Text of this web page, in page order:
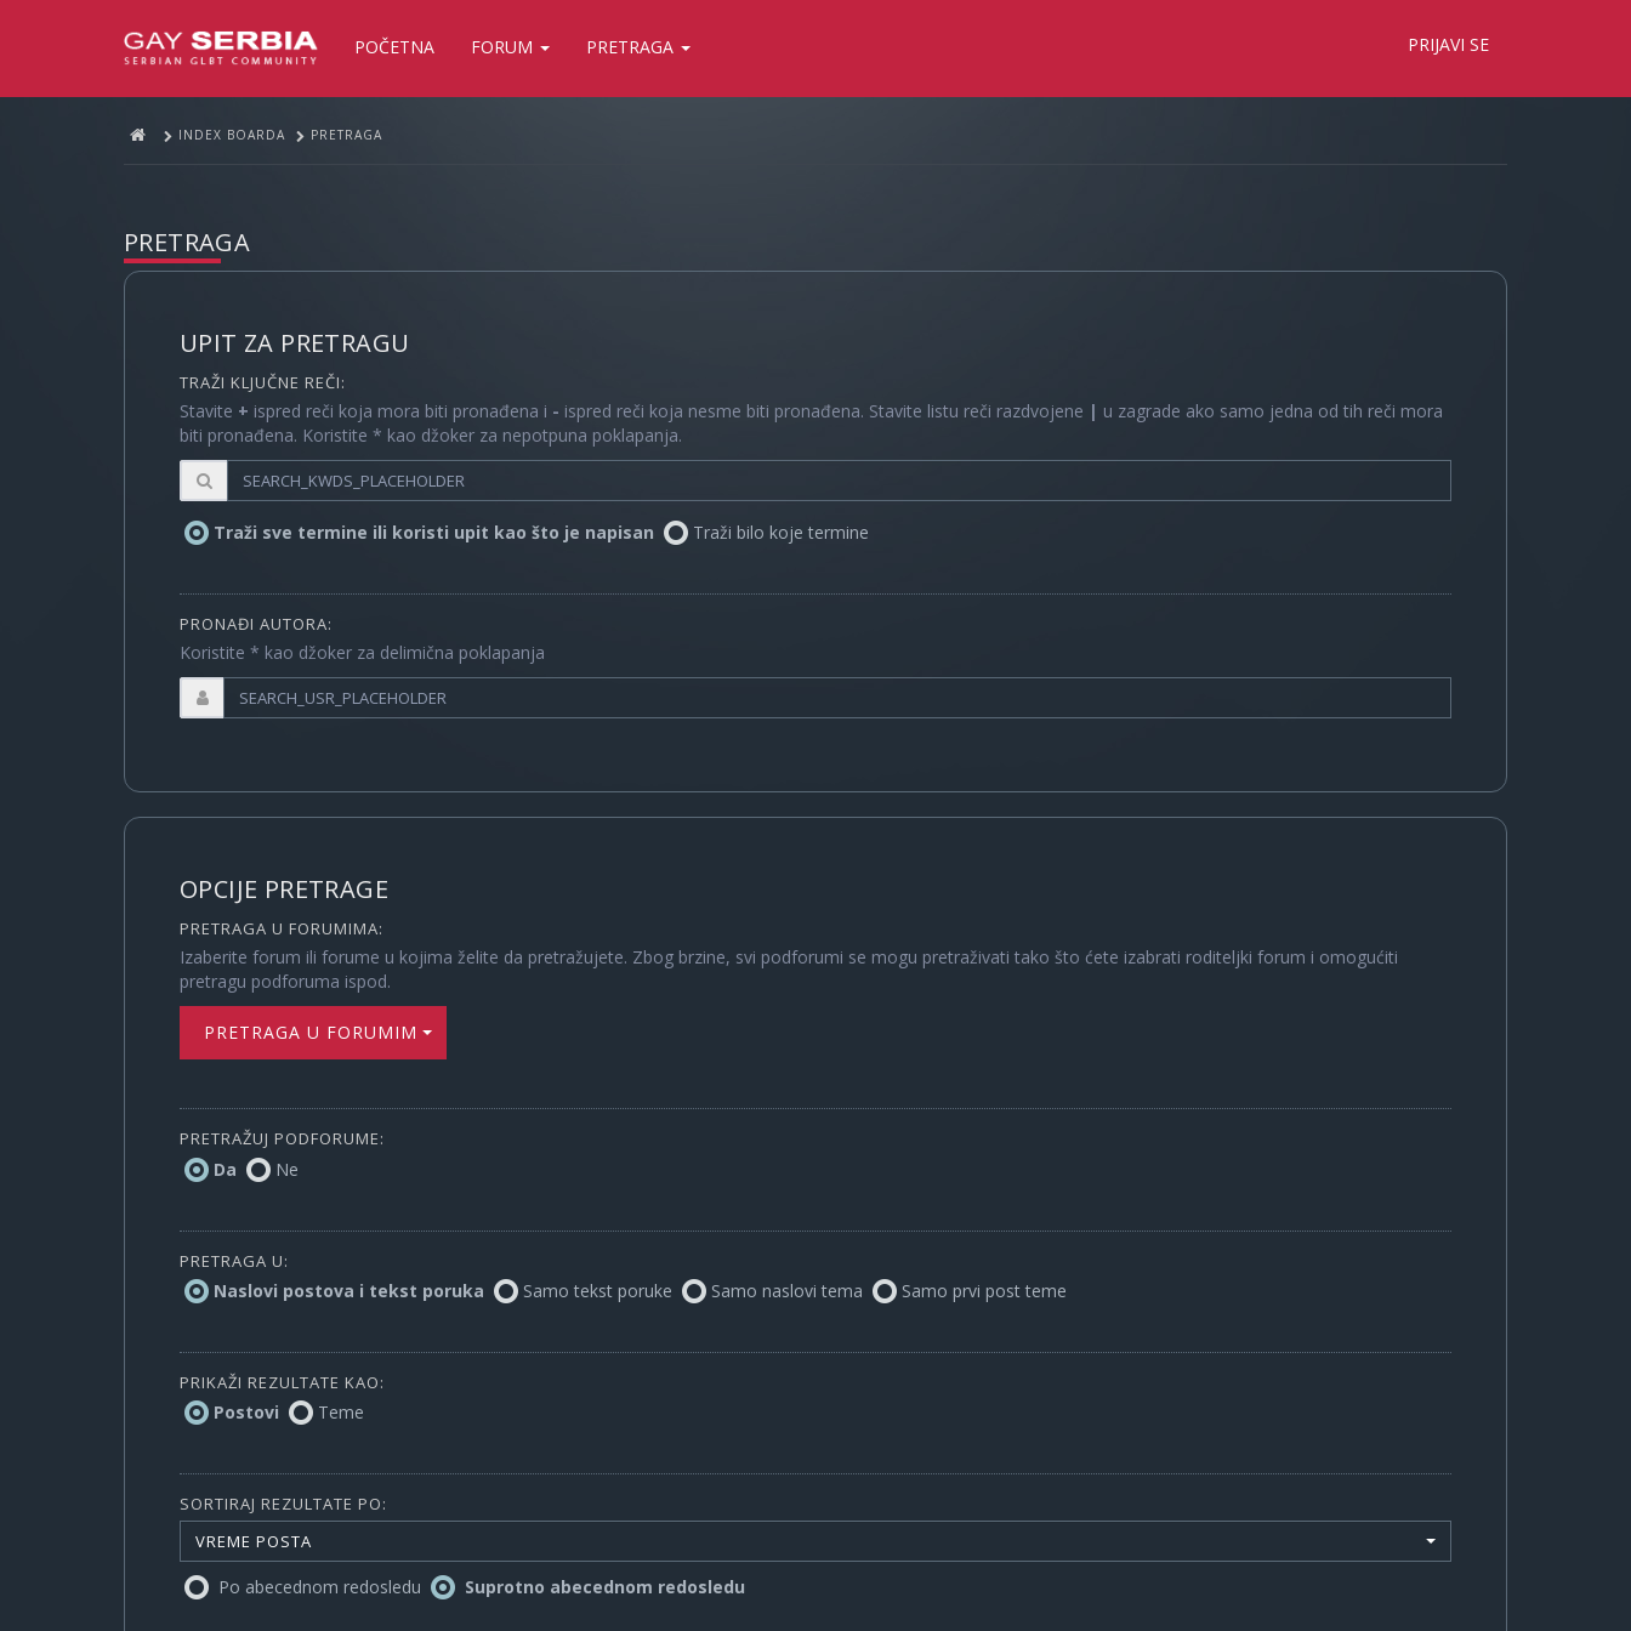
POČETNA FORUM PRETRAGA PRIJAVI SE
INDEX BOARDA PRETRAGA
PRETRAGA
UPIT ZA PRETRAGU
TRAŽI KLJUČNE REČI:
Stavite + ispred reči koja mora biti pronađena i - ispred reči koja nesme biti pronađena. Stavite listu reči razdvojene | u zagrade ako samo jedna od tih reči mora
biti pronađena. Koristite * kao džoker za nepotpuna poklapanja.
Traži sve termine ili koristi upit kao što je napisan Traži bilo koje termine
PRONAĐI AUTORA:
Koristite * kao džoker za delimična poklapanja
OPCIJE PRETRAGE
PRETRAGA U FORUMIMA:
Izaberite forum ili forume u kojima želite da pretražujete. Zbog brzine, svi podforumi se mogu pretraživati tako što ćete izabrati roditeljki forum i omogućiti
pretragu podforuma ispod.
PRETRAGA U FORUMIMA
PRETRAŽUJ PODFORUME:
Da Ne
PRETRAGA U:
Naslovi postova i tekst poruka Samo tekst poruke Samo naslovi tema Samo prvi post teme
PRIKAŽI REZULTATE KAO:
Postovi Teme
SORTIRAJ REZULTATE PO:
VREME POSTA
Po abecednom redosledu Suprotno abecednom redosledu